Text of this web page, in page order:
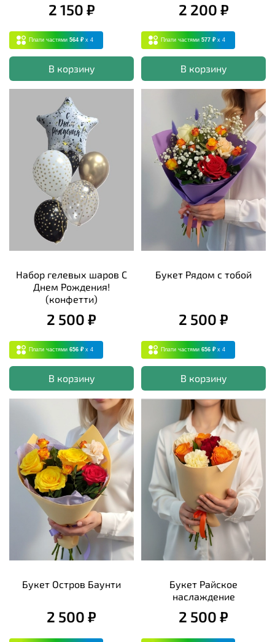
2 150 ₽
Плати частями 564 ₽ x 4
В корзину
2 200 ₽
Плати частями 577 ₽ x 4
В корзину
Набор гелевых шаров С
Днем Рождения!
(конфетти)
2 500 ₽
Плати частями 656 ₽ x 4
В корзину
Букет Рядом с тобой
2 500 ₽
Плати частями 656 ₽ x 4
В корзину
Букет Остров Баунти
2 500 ₽
Букет Райское
наслаждение
2 500 ₽